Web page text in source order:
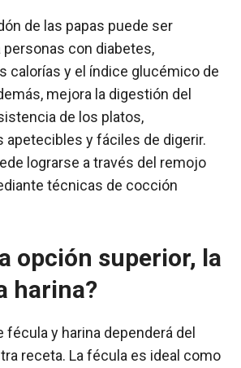
de las papas puede ser
con diabetes,
calorías y el índice glucémico de
mejora la digestión del
de los platos,
apetecibles y fáciles de digerir.
lograrse a través del remojo
técnicas de cocción
opción superior, la
harina?
fécula y harina dependerá del
receta. La fécula es ideal como